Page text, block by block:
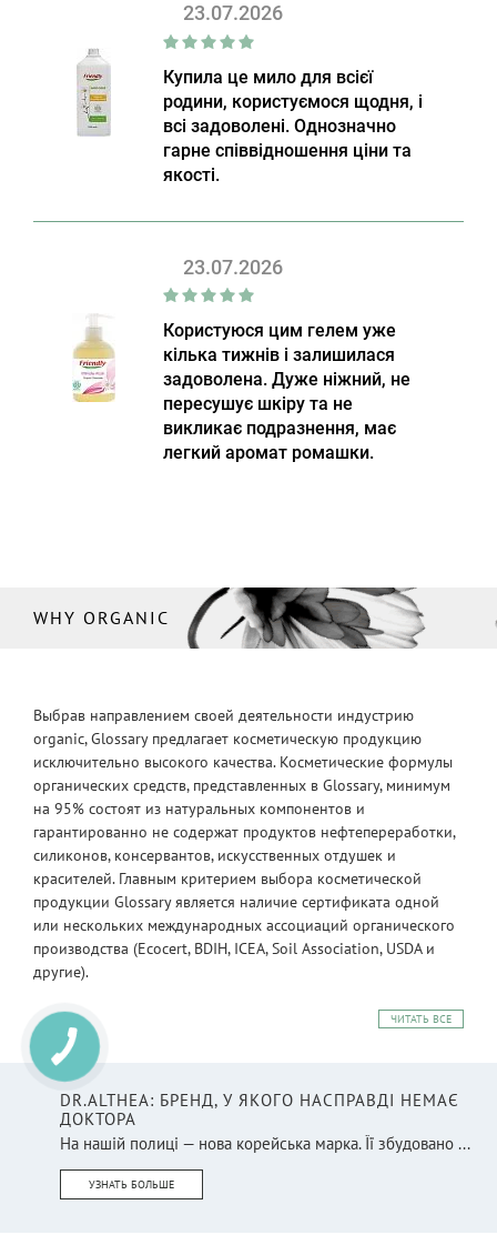
23.07.2026
Купила це мило для всієї
родини, користуємося щодня, і
всі задоволені. Однозначно
гарне співвідношення ціни та
якості.
23.07.2026
Користуюся цим гелем уже
кілька тижнів і залишилася
задоволена. Дуже ніжний, не
пересушує шкіру та не
викликає подразнення, має
легкий аромат ромашки.
WHY ORGANIC
Выбрав направлением своей деятельности индустрию
organic, Glossary предлагает косметическую продукцию
исключительно высокого качества. Косметические формулы
органических средств, представленных в Glossary, минимум
на 95% состоят из натуральных компонентов и
гарантированно не содержат продуктов нефтепереработки,
силиконов, консервантов, искусственных отдушек и
красителей. Главным критерием выбора косметической
продукции Glossary является наличие сертификата одной
или нескольких международных ассоциаций органического
производства (Ecocert, BDIH, ICEA, Soil Association, USDA и
другие).
ЧИТАТЬ ВСЕ
DR.ALTHEA: БРЕНД, У ЯКОГО НАСПРАВДІ НЕМАЄ
ДОКТОРА
На нашій полиці — нова корейська марка. Її збудовано ...
УЗНАТЬ БОЛЬШЕ